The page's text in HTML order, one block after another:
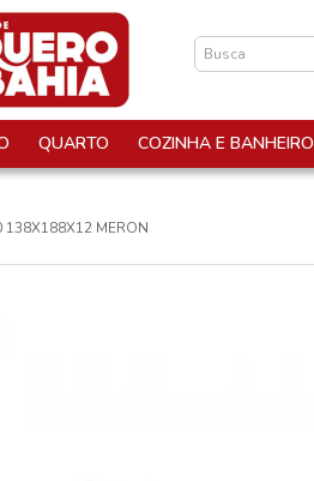
QUARTO COZINHA E BANHEIRO
138X188X12 MERON